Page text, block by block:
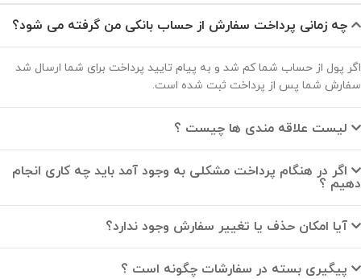
چه زمانی پرداخت سفارش از حساب بانکی من گرفته می شود؟
اگر پول از حساب شما کم شد و به پیام تایید پرداخت برای شما ارسال شد
سفارش شما پس از پرداخت ثبت شده است.
لیست علاقه مندی ها چیست ؟
اگر در هنگام پرداخت مشکلی به وجود آمد باید چه کاری انجام
دهیم ؟
آیا امکان حذف یا تغییر سفارش وجود ندارد؟
پیگیری بسته در سفارشات چگونه است ؟